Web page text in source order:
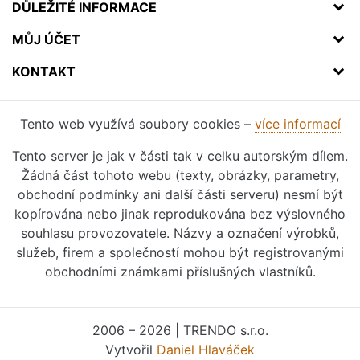
DŮLEŽITÉ INFORMACE
MŮJ ÚČET
KONTAKT
Tento web využívá soubory cookies – více informací
Tento server je jak v části tak v celku autorským dílem.
Žádná část tohoto webu (texty, obrázky, parametry,
obchodní podmínky ani další části serveru) nesmí být
kopírována nebo jinak reprodukována bez výslovného
souhlasu provozovatele. Názvy a označení výrobků,
služeb, firem a společností mohou být registrovanými
obchodními známkami příslušných vlastníků.
2006 – 2026 | TRENDO s.r.o.
Vytvořil Daniel Hlaváček